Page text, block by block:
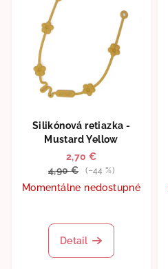
Silikónová retiazka -
Mustard Yellow
2,70 €
4,90 €
(–44 %)
Momentálne nedostupné
Detail